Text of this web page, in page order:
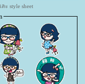
ะ style sheet